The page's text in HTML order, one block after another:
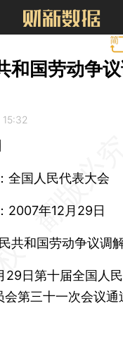
和国劳动争
全国人民代表大会
年12月29日
共和国劳动争议调
29日第十届全国人
会第三十一次会议通